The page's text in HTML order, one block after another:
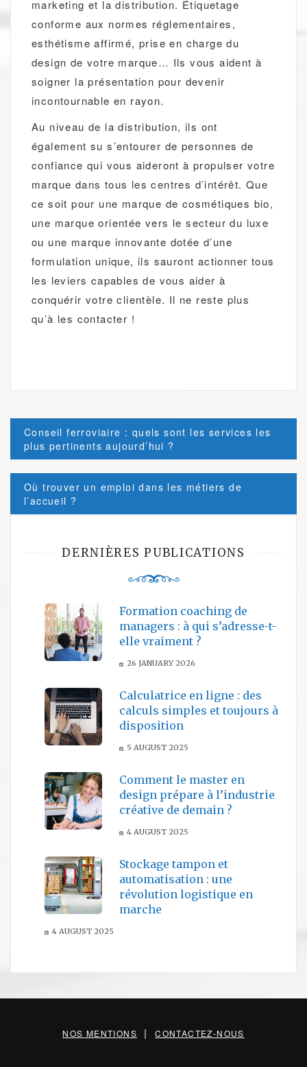
marketing et la distribution. Étiquetage
conforme aux normes réglementaires,
esthétisme affirmé, prise en charge du
design de votre marque… Ils vous aident à
soigner la présentation pour devenir
incontournable en rayon.
Au niveau de la distribution, ils ont
également su s’entourer de personnes de
confiance qui vous aideront à propulser votre
marque dans tous les centres d’intérêt. Que
ce soit pour une marque de cosmétiques bio,
une marque orientée vers le secteur du luxe
ou une marque innovante dotée d’une
formulation unique, ils sauront actionner tous
les leviers capables de vous aider à
conquérir votre clientèle. Il ne reste plus
qu’à les contacter !
Post
navigation
Conseil ferroviaire : quels sont les services les
plus pertinents aujourd’hui ?
Où trouver un emploi dans les métiers de
l’accueil ?
DERNIÈRES PUBLICATIONS
Formation coaching de
managers : à qui s’adresse-t-
elle vraiment ?
26 JANUARY 2026
Calculatrice en ligne : des
calculs simples et toujours à
disposition
5 AUGUST 2025
Comment le master en
design prépare à l’industrie
créative de demain ?
4 AUGUST 2025
Stockage tampon et
automatisation : une
révolution logistique en
marche
4 AUGUST 2025
NOS MENTIONS | CONTACTEZ-NOUS